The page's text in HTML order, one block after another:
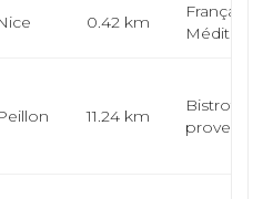
0.42 km
Française,
11.24 km
Bistrot,
provençale